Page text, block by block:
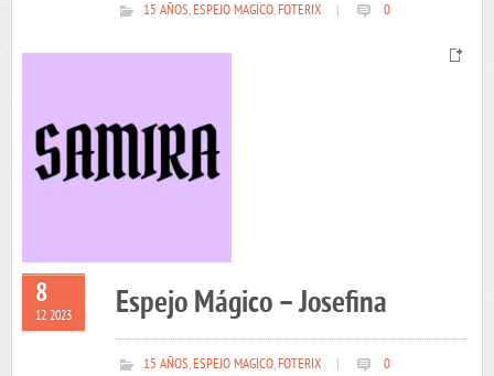
15 AÑOS,ESPEJO MAGICO,FOTERIX 0
8
12 2023 Espejo Mágico – Josefina
15 AÑOS,ESPEJO MAGICO,FOTERIX 0